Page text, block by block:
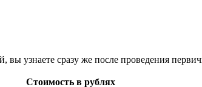
узнаете сразу же после проведения
Стоимость в рублях